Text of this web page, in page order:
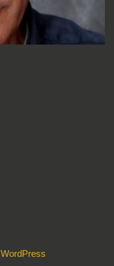
WordPress